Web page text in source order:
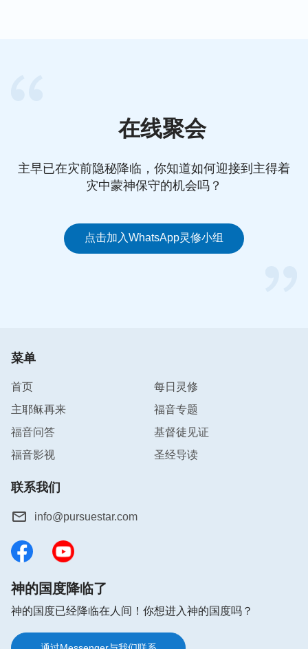
在线聚会
主早已在灾前隐秘降临，你知道如何迎接到主得着
灾中蒙神保守的机会吗？
点击加入WhatsApp灵修小组
菜单
首页
每日灵修
主耶稣再来
福音专题
福音问答
基督徒见证
福音影视
圣经导读
联系我们
info@pursuestar.com
神的国度降临了
神的国度已经降临在人间！你想进入神的国度吗？